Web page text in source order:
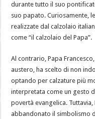
durante tutto il suo
suo papato. Curiosamente,
realizzate dal calzolaio
come “il calzolaio del Papa”.
Al contrario, Papa
austero, ha scelto di non
optando per calzature più
interpretata come un gesto
povertà evangelica.
abbandonato il simbolismo